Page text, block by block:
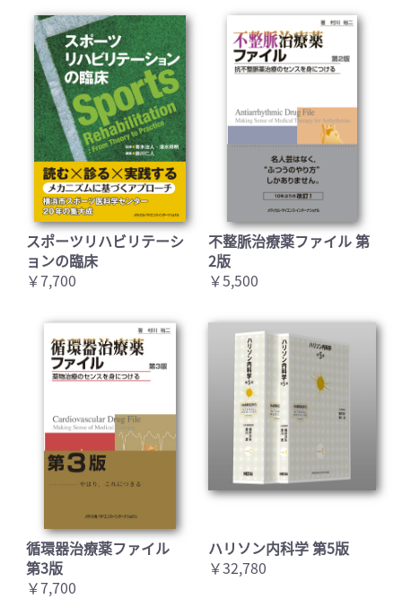
スポーツリハビリテーシ
ョンの臨床
￥7,700
不整脈治療薬ファイル 第
2版
￥5,500
循環器治療薬ファイル
第3版
￥7,700
ハリソン内科学 第5版
￥32,780